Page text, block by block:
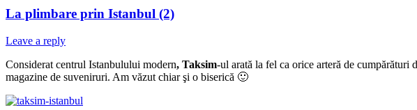
La plimbare prin Istanbul (2)
Leave a reply
Considerat centrul Istanbulului modern, Taksim-ul arată la fel ca orice arteră de
magazine de suveniruri. Am văzut chiar şi o biserică 🙂